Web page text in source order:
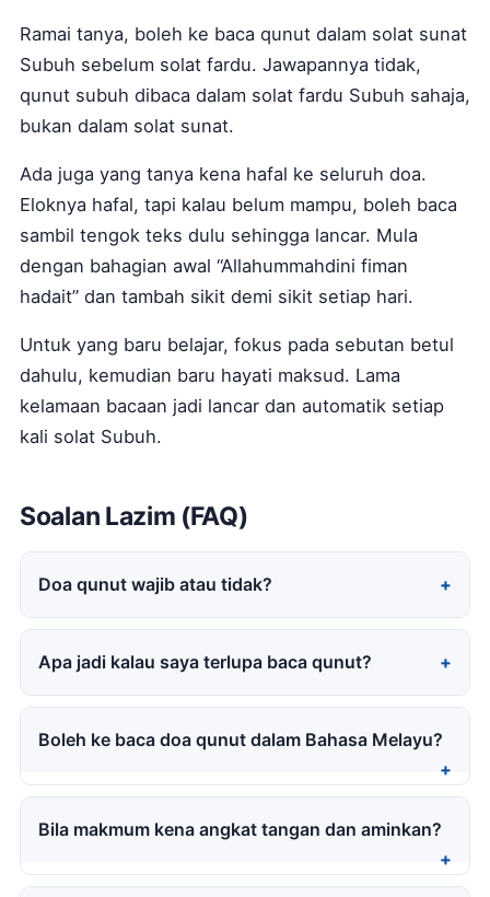
Ramai tanya, boleh ke baca qunut dalam solat sunat
Subuh sebelum solat fardu. Jawapannya tidak,
qunut subuh dibaca dalam solat fardu Subuh sahaja,
bukan dalam solat sunat.
Ada juga yang tanya kena hafal ke seluruh doa.
Eloknya hafal, tapi kalau belum mampu, boleh baca
sambil tengok teks dulu sehingga lancar. Mula
dengan bahagian awal “Allahummahdini fiman
hadait” dan tambah sikit demi sikit setiap hari.
Untuk yang baru belajar, fokus pada sebutan betul
dahulu, kemudian baru hayati maksud. Lama
kelamaan bacaan jadi lancar dan automatik setiap
kali solat Subuh.
Soalan Lazim (FAQ)
Doa qunut wajib atau tidak?
Apa jadi kalau saya terlupa baca qunut?
Boleh ke baca doa qunut dalam Bahasa Melayu?
Bila makmum kena angkat tangan dan aminkan?